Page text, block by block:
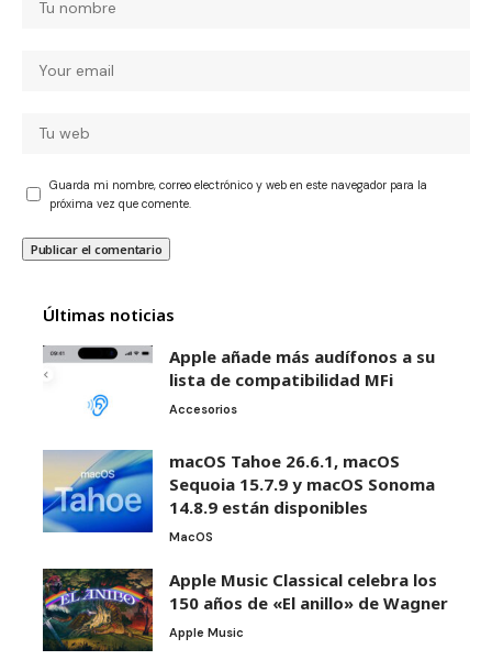
Guarda mi nombre, correo electrónico y web en este navegador para la
próxima vez que comente.
Últimas noticias
Apple añade más audífonos a su
lista de compatibilidad MFi
Accesorios
macOS Tahoe 26.6.1, macOS
Sequoia 15.7.9 y macOS Sonoma
14.8.9 están disponibles
MacOS
Apple Music Classical celebra los
150 años de «El anillo» de Wagner
Apple Music